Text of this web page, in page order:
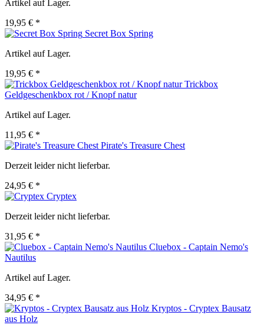
Artikel auf Lager.
19,95 € *
Secret Box Spring
Artikel auf Lager.
19,95 € *
Trickbox
Geldgeschenkbox rot / Knopf natur
Artikel auf Lager.
11,95 € *
Pirate's Treasure Chest
Derzeit leider nicht lieferbar.
24,95 € *
Cryptex
Derzeit leider nicht lieferbar.
31,95 € *
Cluebox - Captain Nemo's
Nautilus
Artikel auf Lager.
34,95 € *
Kryptos - Cryptex Bausatz
aus Holz